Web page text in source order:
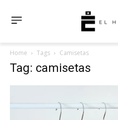
Home Tags Camisetas
Tag: camisetas